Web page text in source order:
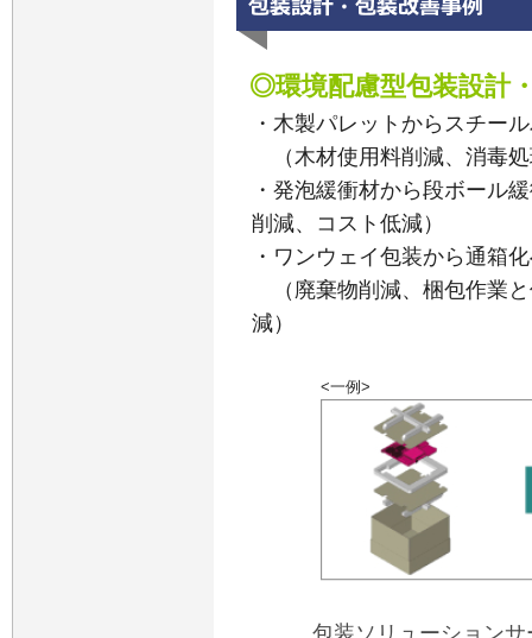
◎環境配慮型包装設計
・木製パレットからスチー
（木材使用料削減、消毒
・発泡緩衝材から段ボール
削減、コスト低減）
・ワンウェイ包装から通箱
（廃棄物削減、梱包作業
減）
<一例>